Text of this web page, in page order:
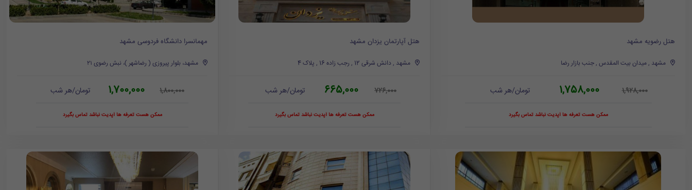
هتل رضویه مشهد
مشهد , میدان بیت المقدس , جنب بازار رضا
1,928,000
1,758,000 تومان/هر شب
ممکن هست تعرفه ها آپدیت نباشد تماس بگیرد
هتل آپارتمان یزدان مشهد
مشهد , دانش شرقی 12 , رجب زاده 16 , پلاک 4
726,000
665,000 تومان/هر شب
ممکن هست تعرفه ها آپدیت نباشد تماس بگیرد
مهمانسرا دانشگاه فردوسی مشهد
مشهد، بلوار پیروزی ( رضاشهر )، نبش رضوی ۲۱
1,800,000
1,700,000 تومان/هر شب
ممکن هست تعرفه ها آپدیت نباشد تماس بگیرد